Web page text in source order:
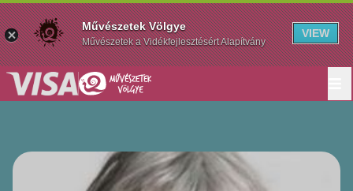
Művészetek Völgye
Művészetek a Vidékfejlesztésért Alapítvány
VIEW